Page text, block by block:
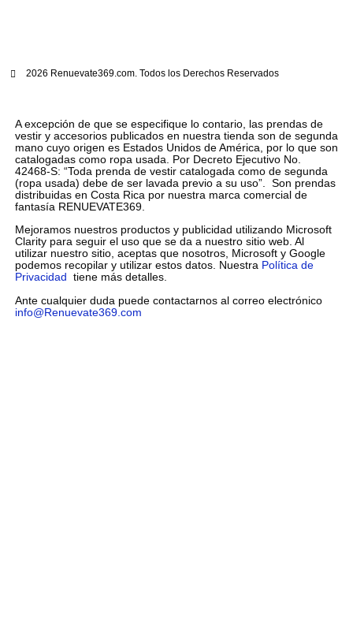
2026 Renuevate369.com. Todos los Derechos Reservados
A excepción de que se especifique lo contario, las prendas de
vestir y accesorios publicados en nuestra tienda son de segunda
mano cuyo origen es Estados Unidos de América, por lo que son
catalogadas como ropa usada. Por Decreto Ejecutivo No.
42468-S: “Toda prenda de vestir catalogada como de segunda
(ropa usada) debe de ser lavada previo a su uso”. Son prendas
distribuidas en Costa Rica por nuestra marca comercial de
fantasía RENUEVATE369.
Mejoramos nuestros productos y publicidad utilizando Microsoft
Clarity para seguir el uso que se da a nuestro sitio web. Al
utilizar nuestro sitio, aceptas que nosotros, Microsoft y Google
podemos recopilar y utilizar estos datos. Nuestra Política de
Privacidad tiene más detalles.
Ante cualquier duda puede contactarnos al correo electrónico
info@Renuevate369.com